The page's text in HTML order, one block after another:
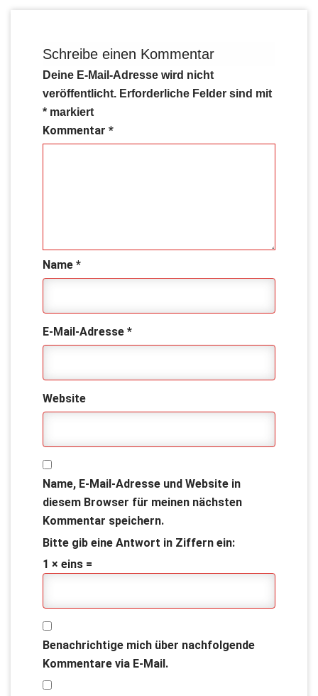
Schreibe einen Kommentar
Deine E-Mail-Adresse wird nicht
veröffentlicht. Erforderliche Felder sind mit
* markiert
Kommentar *
Name *
E-Mail-Adresse *
Website
Name, E-Mail-Adresse und Website in
diesem Browser für meinen nächsten
Kommentar speichern.
Bitte gib eine Antwort in Ziffern ein:
1 × eins =
Benachrichtige mich über nachfolgende
Kommentare via E-Mail.